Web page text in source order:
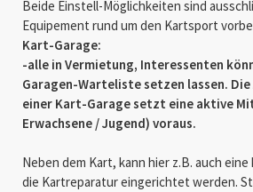
Beide Einstell-Möglichkeiten sind
Equipement rund um den Kartsport
Kart-Garage:
-alle in Vermietung, Interessenten
Garagen-Warteliste setzen lassen.
einer Kart-Garage setzt eine aktive
Erwachsene / Jugend) voraus.
Neben dem Kart, kann hier z.B. auch
die Kartreparatur eingerichtet werden.